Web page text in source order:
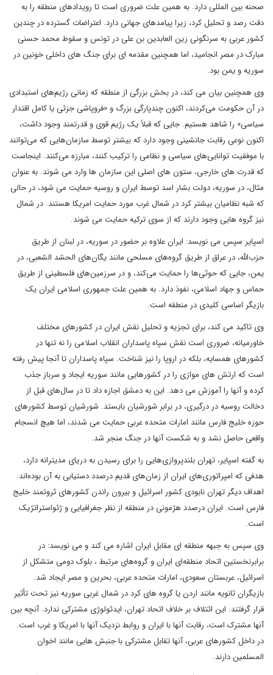
صحنه بین المللی دارد. به همین علت ضروری است تا رویدادهای منطقه را به
دقت رصد و تحلیل کرد، زیرا پیامدهای جهانی دارد. اعتراضات گسترده در چندین
کشور عربی به سرنگونی زین العابدین بن علی در تونس و سقوط محمد حسنی
مبارک در مصر انجامید، اما همچنین مقدمه ای برای جنگ های داخلی خونین در
سوریه و یمن بود.
وی همچنین بیان می کند، در بخش بزرگی از منطقه که زمانی رژیم‌های استبدادی
در آن حکومت می‌کردند، اکنون چندپارگی بزرگ و «فروپاشی جزئی یا کامل اقتدار
سیاسی» را شاهد هستیم. جایی که قبلاً یک رژیم قوی و قدرتمند وجود داشت،
اکنون نوعی رقابت جانشینی وجود دارد که بیشتر توسط سازمان‌هایی که می‌توانند
با موفقیت توانایی‌های سیاسی و نظامی را ترکیب کنند، مبارزه می‌کنند. اینجاست
که قدرت های خارجی، ستون های اصلی این سازمان ها وارد می شوند. به عنوان
مثال، در سوریه، دولت بشار اسد توسط ایران و روسیه حمایت می شود، در حالی
که شبه نظامیان بیشتر کرد در شمال غرب مورد حمایت امریکا هستند. در شمال
نیز گروه هایی وجود دارند که از سوی ترکیه حمایت می شوند.
اسپایر سپس می نویسد: ایران علاوه بر حضور در سوریه، در لبنان از طریق
حزب‌الله، در عراق از طریق گروه‌های مسلحی مانند یگان‌های الحشد الشعبی، در
یمن، جایی که حوثی‌ها را حمایت می‌کند، و در سرزمین‌های فلسطینی از طریق
حماس و جهاد اسلامی، نفوذ دارد. به همین علت جمهوری اسلامی ایران یک
بازیگر اساسی کلیدی در منطقه است.
وی تاکید می کند، برای تجزیه و تحلیل نقش ایران در کشورهای مختلف
خاورمیانه، ضروری است نقش سپاه پاسداران انقلاب اسلامی را نه تنها در
کشورهای همسایه، بلکه در اروپا را نیز شناخت. سپاه پاسداران تا آنجا پیش رفته
است که ارتش های موازی را در کشورهایی مانند سوریه ایجاد و سرباز جذب
کرده و آنها را آموزش می دهد. این به دمشق اجازه داد تا در سال‌های قبل از
دخالت روسیه در درگیری، در برابر شورشیان بایستد. شورشیان توسط کشورهای
حوزه خلیج فارس مانند امارات متحده عربی حمایت می شدند، اما هیچ انسجام
واقعی حاصل نشد و به شکست آنها در جنگ منجر شد.
به گفته اسپایر، تهران بلندپروازی‌هایی را برای رسیدن به دریای مدیترانه دارد،
هدفی که امپراتوری‌های ایران از زمان‌های قدیم درصدد دستیابی به آن بوده‌اند.
اهداف دیگر تهران نابودی کشور اسرائیل و بیرون راندن کشورهای ثروتمند خلیج
فارس است. ایران درصدد هژمونی در منطقه از نظر جغرافیایی و ژئواستراتژیک
است.
وی سپس به جبهه منطقه ای مقابل ایران اشاره می کند و می نویسد: در
برابرنخستین اتحاد منطقه‌ای ایران و گروه‌های مرتبط ، بلوک دومی متشکل از
اسرائیل، عربستان سعودی، امارات متحده عربی، بحرین و مصر ایجاد شد.
بازیگران ثانویه مانند اردن یا گروه های کرد در شمال غربی سوریه نیز تحت تأثیر
قرار گرفتند. این ائتلاف بر خلاف اتحاد تهران، ایدئولوژی مشترکی ندارد. آنچه بین
آنها مشترک است، رقابت آنها با ایران و روابط نزدیک آنها با امریکا و غرب است.
در داخل کشورهای عربی، آنها تقابل مشترکی با جنبش هایی مانند اخوان
المسلمین دارند.